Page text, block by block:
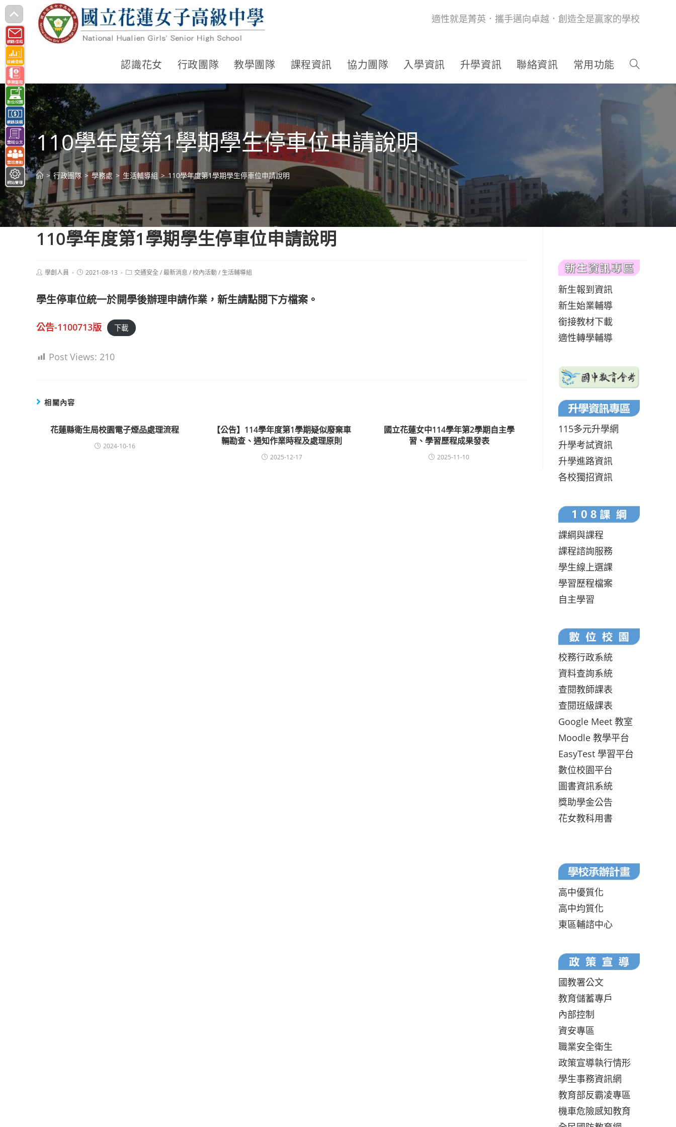
跳
轉
至
主
要
內
容
適性就是菁英．攜手邁向卓越．創造全是贏家的學校
認識花女 行政團隊 教學團隊 課程資訊 協力團隊 入學資訊 升學資訊 聯絡資訊 常用功能
110學年度第1學期學生停車位申請說明
> 行政團隊 > 學務處 > 生活輔導組 > 110學年度第1學期學生停車位申請說明
110學年度第1學期學生停車位申請說明
Post學創人員
Post2021-08-13
Post交通安全/最新消息 /校內活動/ 生活輔導組
學生停車位統一於開學後辦理申請作業，新生請點閱下方檔案。
公告-1100713版 下載
Post Views: 210
相關內容
花蓮縣衛生局校園電子煙品處理流程
2024-10-16
【公告】114學年度第1學期疑似廢棄車
輛勘查、通知作業時程及處理原則
2025-12-17
國立花蓮女中114學年第2學期自主學
習、學習歷程成果發表
2025-11-10
新生報到資訊
新生始業輔導
銜接教材下載
適性轉學輔導
115多元升學網
升學考試資訊
升學進路資訊
各校獨招資訊
課綱與課程
課程諮詢服務
學生線上選課
學習歷程檔案
自主學習
校務行政系統
資料查詢系統
查閱教師課表
查閱班級課表
Google Meet 教室
Moodle 教學平台
EasyTest 學習平台
數位校園平台
圖書資訊系統
獎助學金公告
花女教科用書
高中優質化
高中均質化
東區輔諮中心
國教署公文
教育儲蓄專戶
內部控制
資安專區
職業安全衛生
政策宣導執行情形
學生事務資訊網
教育部反霸凌專區
機車危險感知教育